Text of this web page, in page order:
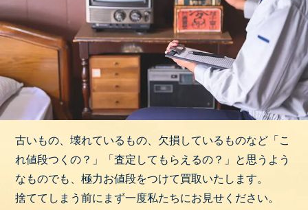
古いもの、壊れているもの、欠損しているものなど「こ
れ値段つくの？」「査定してもらえるの？」と思うよう
なものでも、極力お値段をつけて買取いたします。
捨ててしまう前にまず一度私たちにお見せください。